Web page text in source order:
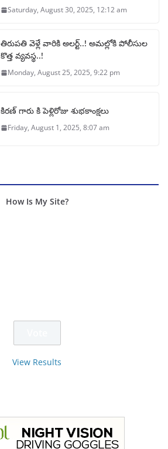
Saturday, August 30, 2025, 12:12 am
తిరుపతి వెళ్లే వారికి అలర్ట్..! అమల్లోకి పోలీసుల
కొత్త వ్యవస్థ..!
Monday, August 25, 2025, 9:22 pm
కిరణ్ గారు కి పెళ్లిరోజు శుభకాంక్షలు
Friday, August 1, 2025, 8:07 am
How Is My Site?
View Results